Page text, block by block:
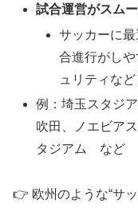
試合運営がスム
サッカーに
合進行がし
ュリティなど
例：埼玉スタジ
吹田、ノエビア
タジアム など
👉 欧州のような“サ